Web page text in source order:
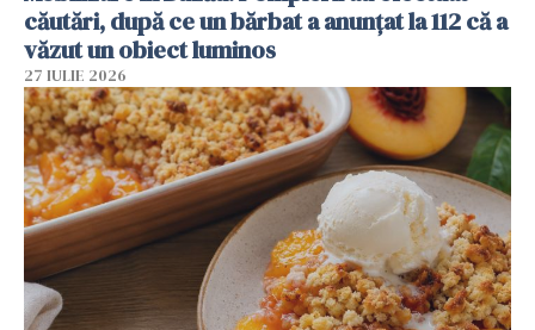
căutări, după ce un bărbat a anunțat la 112 că a
văzut un obiect luminos
27 IULIE 2026